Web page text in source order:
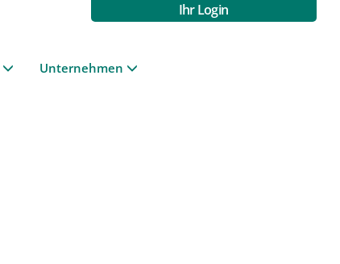
Ihr Login
Unternehmen